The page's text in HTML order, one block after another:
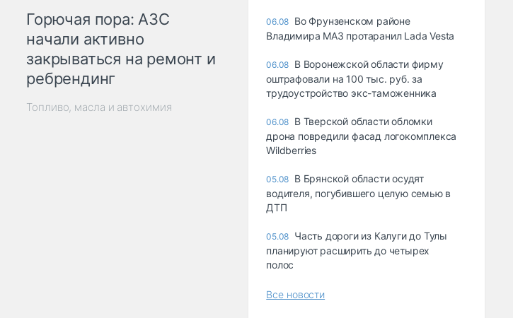
Горючая пора: АЗС
начали активно
закрываться на ремонт и
ребрендинг
Топливо, масла и автохимия
06.08 Во Фрунзенском районе
Владимира МАЗ протаранил Lada Vesta
06.08 В Воронежской области фирму
оштрафовали на 100 тыс. руб. за
трудоустройство экс-таможенника
06.08 В Тверской области обломки
дрона повредили фасад логокомплекса
Wildberries
05.08 В Брянской области осудят
водителя, погубившего целую семью в
ДТП
05.08 Часть дороги из Калуги до Тулы
планируют расширить до четырех
полос
Все новости